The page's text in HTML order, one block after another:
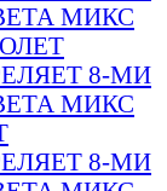
МИКС
8-МИ
МИКС
8-МИ